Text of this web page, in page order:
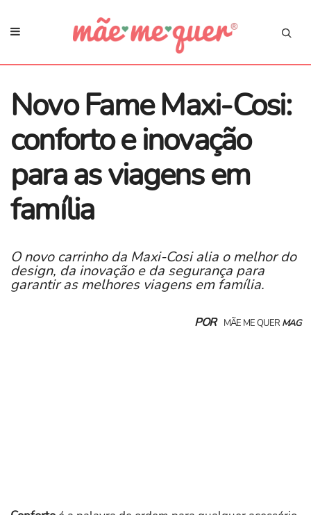
Novo Fame Maxi-Cosi:
conforto e inovação
para as viagens em
família
O novo carrinho da Maxi-Cosi alia o melhor do
design, da inovação e da segurança para
garantir as melhores viagens em família.
POR MÃE ME QUER MAG